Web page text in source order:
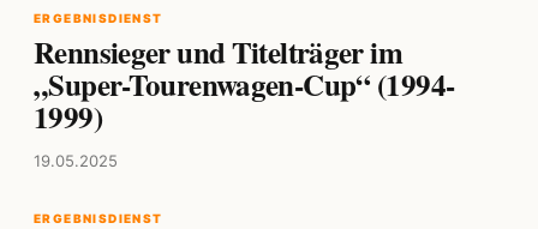
ERGEBNISDIENST
Rennsieger und Titelträger im
„Super-Tourenwagen-Cup“ (1994-
1999)
19.05.2025
ERGEBNISDIENST